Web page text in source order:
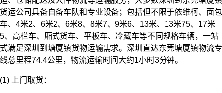
货运公司具备自备车队和专业设备；包括但不限于依维柯、面包
车、4米2、6米2、6米8、8米7、9米6、13米、13米75、17米
5、高栏车、厢式货车、平板车、冷藏车等不同规格车辆，一站
式满足深圳到塘厦镇货物运输需求。深圳直达东莞塘厦镇物流专
线总里程74.4公里，物流运输时间大约1小时3分钟。
(1) 上门取货：